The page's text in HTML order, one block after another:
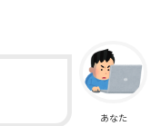
あなた